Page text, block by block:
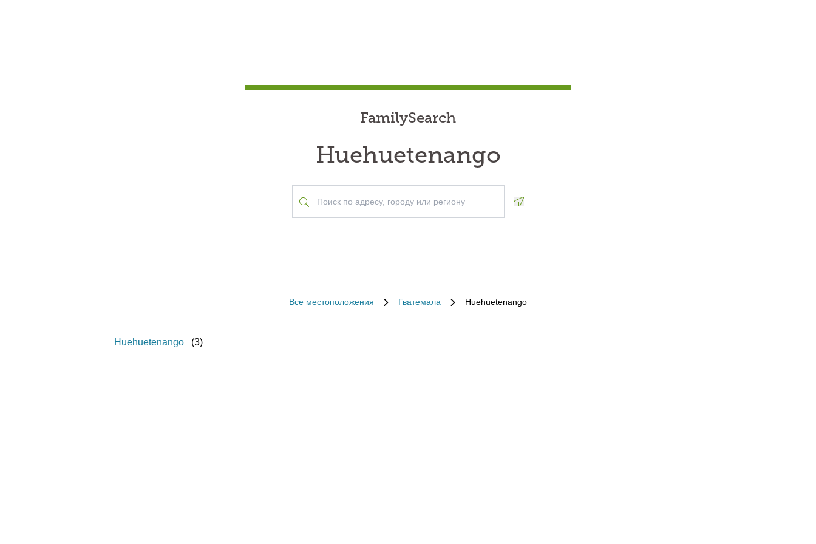
FamilySearch
Huehuetenango
Все местоположения Гватемала Huehuetenango
Huehuetenango (3)